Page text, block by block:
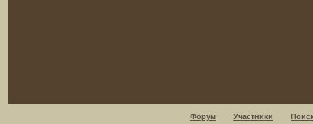
Форум Участники